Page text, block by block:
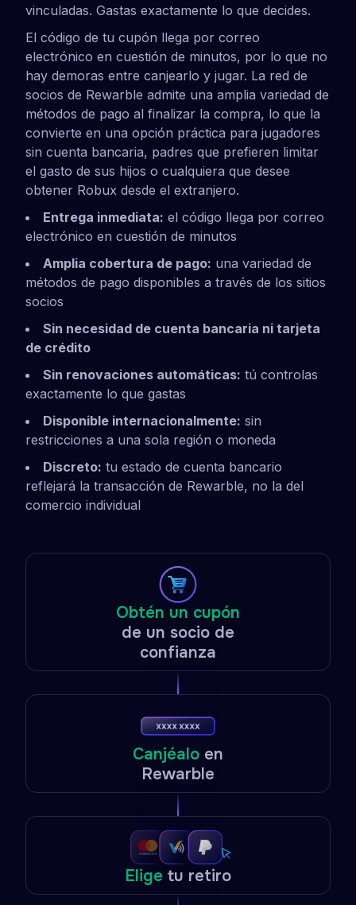
vinculadas. Gastas exactamente lo que decides.
El código de tu cupón llega por correo
electrónico en cuestión de minutos, por lo que no
hay demoras entre canjearlo y jugar. La red de
socios de Rewarble admite una amplia variedad de
métodos de pago al finalizar la compra, lo que la
convierte en una opción práctica para jugadores
sin cuenta bancaria, padres que prefieren limitar
el gasto de sus hijos o cualquiera que desee
obtener Robux desde el extranjero.
Entrega inmediata: el código llega por correo
electrónico en cuestión de minutos
Amplia cobertura de pago: una variedad de
métodos de pago disponibles a través de los sitios
socios
Sin necesidad de cuenta bancaria ni tarjeta
de crédito
Sin renovaciones automáticas: tú controlas
exactamente lo que gastas
Disponible internacionalmente: sin
restricciones a una sola región o moneda
Discreto: tu estado de cuenta bancario
reflejará la transacción de Rewarble, no la del
comercio individual
Obtén un cupón
de un socio de
confianza
Canjéalo en
Rewarble
Elige tu retiro